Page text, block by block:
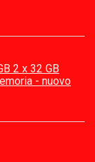
2 x 32 GB
- nuovo